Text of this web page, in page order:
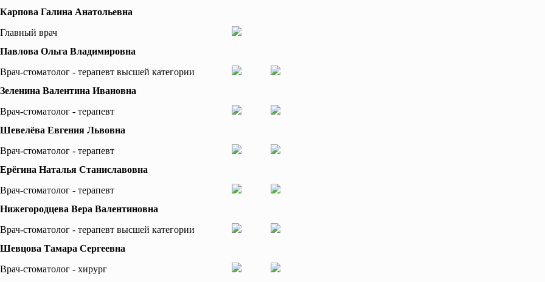
Карпова Галина Анатольевна
Главный врач
Павлова Ольга Владимировна
Врач-стоматолог - терапевт высшей категории
Зеленина Валентина Ивановна
Врач-стоматолог - терапевт
Шевелёва Евгения Львовна
Врач-стоматолог - терапевт
Ерёгина Наталья Станиславовна
Врач-стоматолог - терапевт
Нижегородцева Вера Валентиновна
Врач-стоматолог - терапевт высшей категории
Шевцова Тамара Сергеевна
Врач-стоматолог - хирург